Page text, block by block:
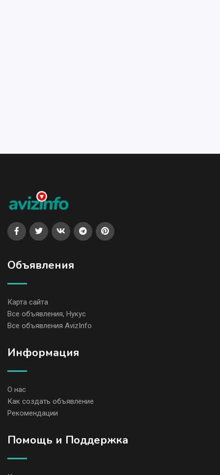
Объявления
Карта сайта
Все объявления, Нукус
Все объявления AvizInfo
Информация
О нас
Как создать объявление
Рекомендации
Помощь и Поддержка